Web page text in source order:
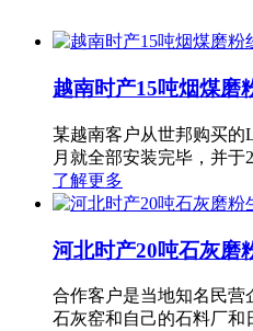
越南时产15吨烟煤磨
某越南客户从世邦购买的
月就全部安装完毕，并于
了解更多
河北时产20吨石灰磨
合作客户是当地知名民营
石灰窑和自己的石料厂和